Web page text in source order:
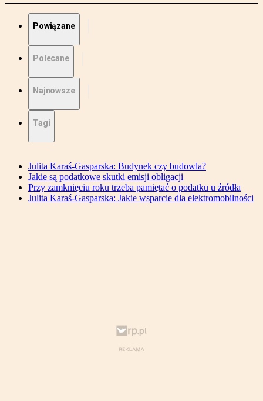
Powiązane
Polecane
Najnowsze
Tagi
Julita Karaś-Gasparska: Budynek czy budowla?
Jakie są podatkowe skutki emisji obligacji
Przy zamknięciu roku trzeba pamiętać o podatku u źródła
Julita Karaś-Gasparska: Jakie wsparcie dla elektromobilności